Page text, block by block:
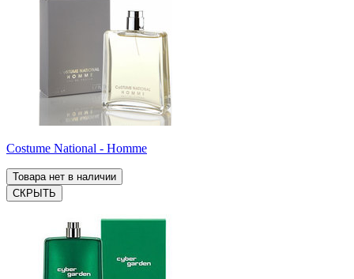
Costume National - Homme
Товара нет в наличии
СКРЫТЬ